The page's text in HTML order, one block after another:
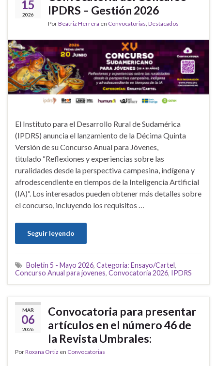
15
2026
IPDRS – Gestión 2026
PorBeatriz Herrera en Convocatorias Destacados
El Instituto para el Desarrollo Rural de Sudamérica
(IPDRS) anuncia el lanzamiento de la Décima Quinta
Versión de su Concurso Anual para Jóvenes,
titulado “Reflexiones y experiencias sobre las
ruralidades desde la perspectiva campesina, indígena y
afrodescendiente en tiempos de la Inteligencia Artificial
(IA)“. Los interesados pueden obtener más detalles sobre
el concurso, incluyendo los requisitos …
Seguir leyendo
Boletin 5 - Mayo 2026, Categoria: Ensayo/Cartel,
Concurso Anual para jovenes, Convocatoria 2026, IPDRS
MAR
06
2026
Convocatoria para presentar
artículos en el número 46 de
la Revista Umbrales:
PorRoxana Ortiz en Convocatorias